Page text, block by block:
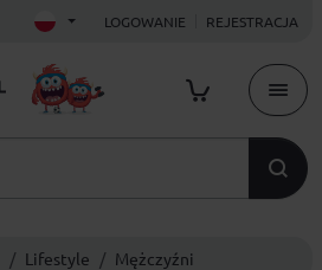
LOGOWANIE REJESTRACJA
Lifestyle Mężczyźni